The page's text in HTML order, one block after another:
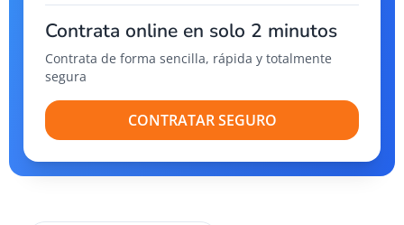
Contrata online en solo 2 minutos
Contrata de forma sencilla, rápida y totalmente
segura
CONTRATAR SEGURO